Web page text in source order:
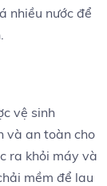
nhiều nước để
vệ sinh
và an toàn cho
ra khỏi máy và
mềm để lau